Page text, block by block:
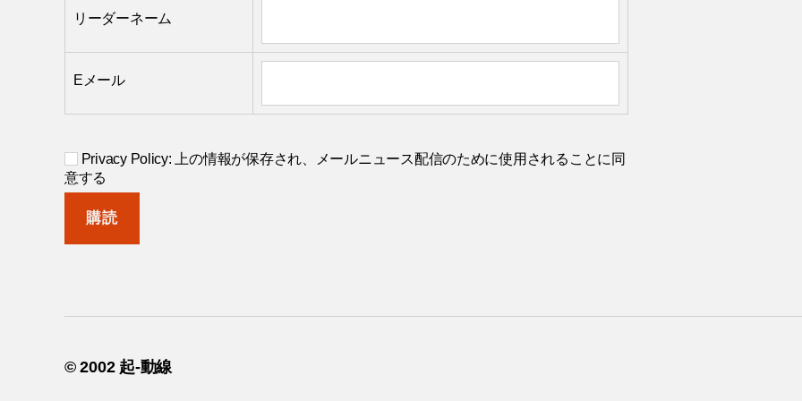
リーダーネーム
Eメール
Privacy Policy: 上の情報が保存され、メールニュース配信のために使用されることに同
意する
© 2002 起-動線